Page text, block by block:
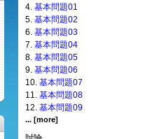
4. 基本問題01
5. 基本問題02
6. 基本問題03
7. 基本問題04
8. 基本問題05
9. 基本問題06
10. 基本問題07
11. 基本問題08
12. 基本問題09
... [more]